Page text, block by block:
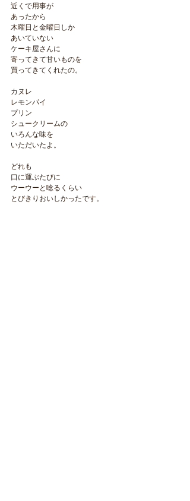
近くで用事が
あったから
木曜日と金曜日しか
あいていない
ケーキ屋さんに
寄ってきて甘いものを
買ってきてくれたの。
カヌレ
レモンパイ
プリン
シュークリームの
いろんな味を
いただいたよ。
どれも
口に運ぶたびに
ウーウーと唸るくらい
とびきりおいしかったです。